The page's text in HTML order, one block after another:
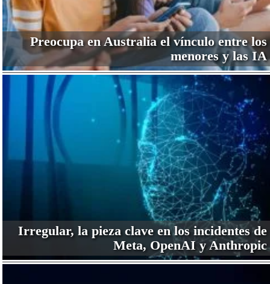
Preocupa en Australia el vínculo entre los
menores y las IA
Irregular, la pieza clave en los incidentes de
Meta, OpenAI y Anthropic